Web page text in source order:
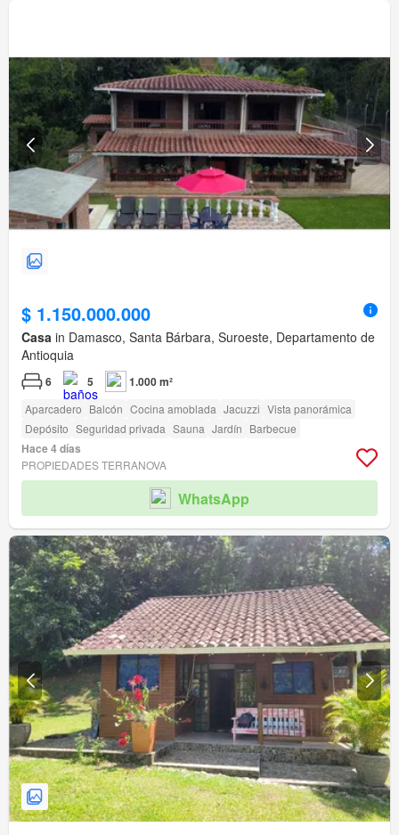
$ 1.150.000.000
Casa in Damasco, Santa Bárbara, Suroeste, Departamento de
Antioquia
6 5 1.000 m²
Aparcadero Balcón Cocina amoblada Jacuzzi Vista panorámica
Depósito Seguridad privada Sauna Jardín Barbecue
Hace 4 días
PROPIEDADES TERRANOVA
WhatsApp